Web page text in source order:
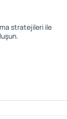
stratejileri ile